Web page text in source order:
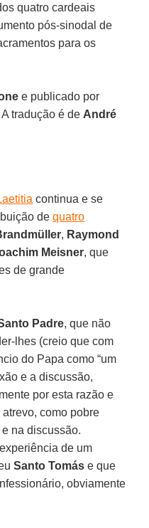
quatro cardeais
pós-sinodal de
para os
e publicado por
tradução é de André
continua e se
dequatro
, Raymond
Meisner, que
de grande
Padre, que não
lhes (creio que com
do Papa como “um
e a discussão,
por esta razão e
como pobre
na discussão.
de um
Santo Tomás e que
obviamente